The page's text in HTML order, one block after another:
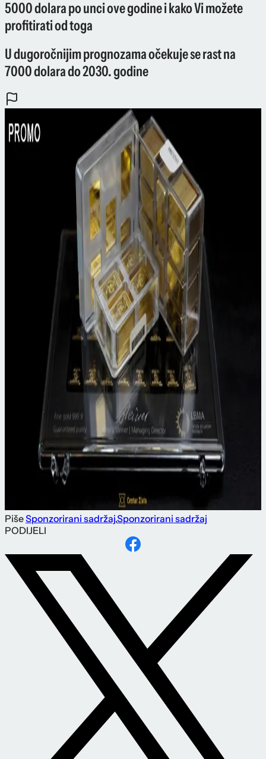
5000 dolara po unci ove godine i kako Vi možete
profitirati od toga
U dugoročnijim prognozama očekuje se rast na
7000 dolara do 2030. godine
PišeSponzorirani sadržaj,Sponzorirani sadržaj
PODIJELI